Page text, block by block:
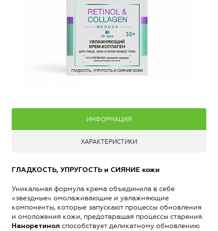
ИНФОРМАЦИЯ
ХАРАКТЕРИСТИКИ
ГЛАДКОСТЬ, УПРУГОСТЬ и СИЯНИЕ кожи
Уникальная формула крема объединила в себе
«звездные» омолаживающие и увлажняющие
компоненты, которые запускают процессы обновления
и омоложения кожи, предотвращая процессы старения.
Наноретинол способствует деликатному обновлению